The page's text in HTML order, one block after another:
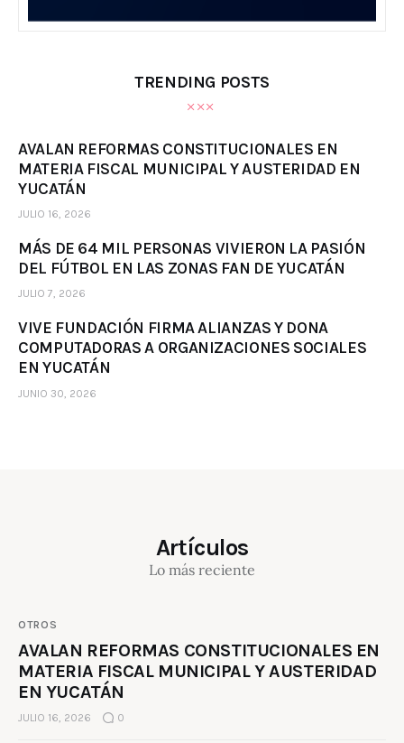
TRENDING POSTS
AVALAN REFORMAS CONSTITUCIONALES EN
MATERIA FISCAL MUNICIPAL Y AUSTERIDAD EN
YUCATÁN
JULIO 16, 2026
MÁS DE 64 MIL PERSONAS VIVIERON LA PASIÓN
DEL FÚTBOL EN LAS ZONAS FAN DE YUCATÁN
JULIO 7, 2026
VIVE FUNDACIÓN FIRMA ALIANZAS Y DONA
COMPUTADORAS A ORGANIZACIONES SOCIALES
EN YUCATÁN
JUNIO 30, 2026
Artículos
Lo más reciente
OTROS
AVALAN REFORMAS CONSTITUCIONALES EN
MATERIA FISCAL MUNICIPAL Y AUSTERIDAD
EN YUCATÁN
JULIO 16, 2026 0